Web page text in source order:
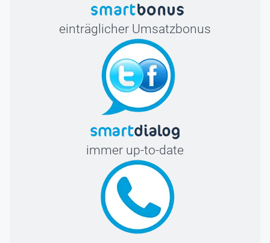
einträglicher Umsatzbonus
immer up-to-date